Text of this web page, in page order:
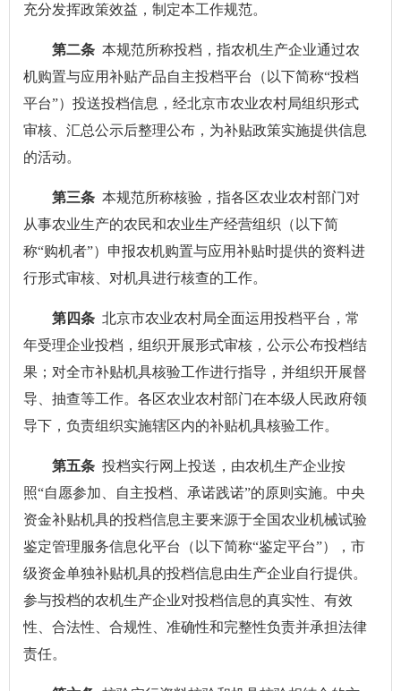
充分发挥政策效益，制定本工作规范。
第二条 本规范所称投档，指农机生产企业通过农
机购置与应用补贴产品自主投档平台（以下简称“投档
平台”）投送投档信息，经北京市农业农村局组织形式
审核、汇总公示后整理公布，为补贴政策实施提供信息
的活动。
第三条 本规范所称核验，指各区农业农村部门对
从事农业生产的农民和农业生产经营组织（以下简
称“购机者”）申报农机购置与应用补贴时提供的资料进
行形式审核、对机具进行核查的工作。
第四条 北京市农业农村局全面运用投档平台，常
年受理企业投档，组织开展形式审核，公示公布投档结
果；对全市补贴机具核验工作进行指导，并组织开展督
导、抽查等工作。各区农业农村部门在本级人民政府领
导下，负责组织实施辖区内的补贴机具核验工作。
第五条 投档实行网上投送，由农机生产企业按
照“自愿参加、自主投档、承诺践诺”的原则实施。中央
资金补贴机具的投档信息主要来源于全国农业机械试验
鉴定管理服务信息化平台（以下简称“鉴定平台”），市
级资金单独补贴机具的投档信息由生产企业自行提供。
参与投档的农机生产企业对投档信息的真实性、有效
性、合法性、合规性、准确性和完整性负责并承担法律
责任。